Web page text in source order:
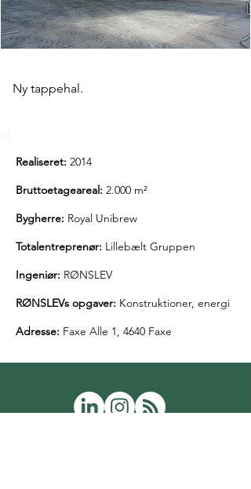
Ny tappehal.
Realiseret: 2014
Bruttoetageareal: 2.000 m²
Bygherre: Royal Unibrew
Totalentreprenør: Lillebælt Gruppen
Ingeniør: RØNSLEV
RØNSLEVs opgaver: Konstruktioner, energi
Adresse: Faxe Alle 1, 4640 Faxe